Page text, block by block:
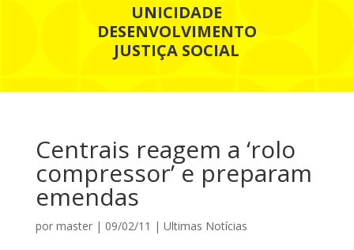
UNICIDADE
DESENVOLVIMENTO
JUSTIÇA SOCIAL
Centrais reagem a ‘rolo
compressor’ e preparam
emendas
por master| 09/02/11 | Ultimas Notícias